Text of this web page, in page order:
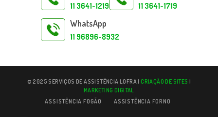
11 3641-1219 11 3641-1719
WhatsApp
11 96896-8932
© 2025 SERVIÇOS DE ASSISTÊNCIA LOFRA |CRIAÇÃO DE SITES |
MARKETING DIGITAL
ASSISTÊNCIA FOGÃO
ASSISTÊNCIA FORNO